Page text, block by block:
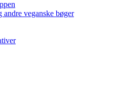
andre veganske bøger